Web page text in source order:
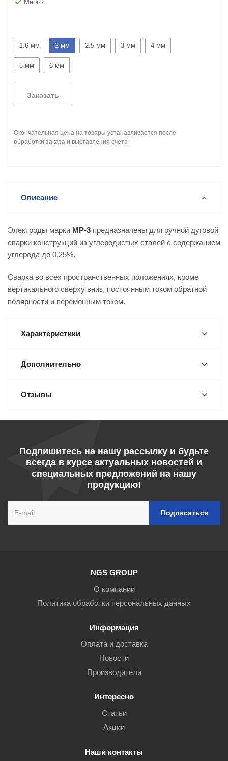
Много
1.6 мм 2 мм 2.5 мм 3 мм 4 мм
5 мм 6 мм
Заказать
Окончательная цена на товары устанавливается после
обработки заказа и выставления счета
Описание
Электроды марки МР-3 предназначены для ручной дуговой
сварки конструкций из углеродистых сталей с содержанием
углерода до 0,25%.
Сварка во всех пространственных положениях, кроме
вертикального сверху вниз, постоянным током обратной
полярности и переменным током.
Характеристики
Дополнительно
Отзывы
Подпишитесь на нашу рассылку и будьте
всегда в курсе актуальных новостей и
специальных предложений на нашу
продукцию!
NGS GROUP
О компании
Политика обработки персональных данных
Информация
Оплата и доставка
Новости
Производители
Интересно
Статьи
Акции
Наши контакты